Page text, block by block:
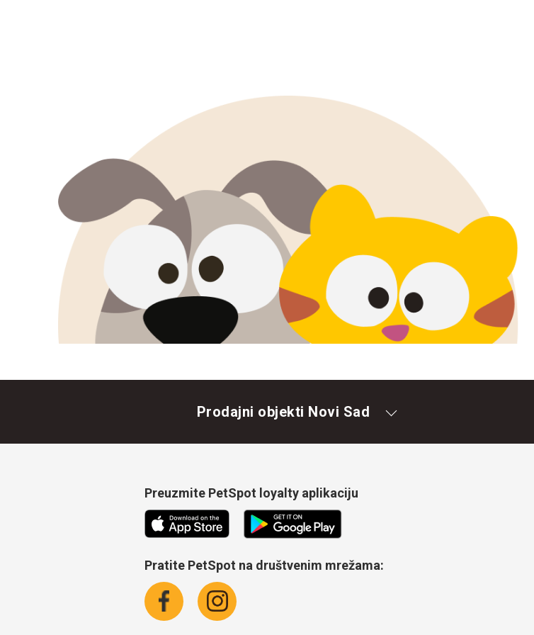
Prodajni objekti Novi Sad
Preuzmite PetSpot loyalty aplikaciju
Pratite PetSpot na društvenim mrežama: